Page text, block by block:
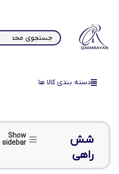
دسته بندی کالا ها
شش
راهی
Show
sidebar